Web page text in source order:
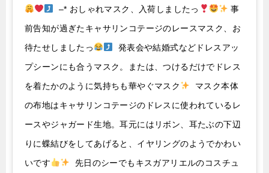
–* おしゃれマスク、入荷しましたっ
事
前告知が過ぎたキャサリンコテージのレースマスク、お
待たせしましたっ
発表会や結婚式などドレスアッ
プシーンにも合うマスク。または、つけるだけでドレス
を着たかのように気持ちも華やぐマスク
マスク本体
の布地はキャサリンコテージのドレスに使われているレ
ースやジャガード生地。耳元にはリボン、耳たぶの下辺
りに蝶結びをしてあげると、イヤリングのようでかわい
いです
先日のシーでもキスガアリエルのコスチュ